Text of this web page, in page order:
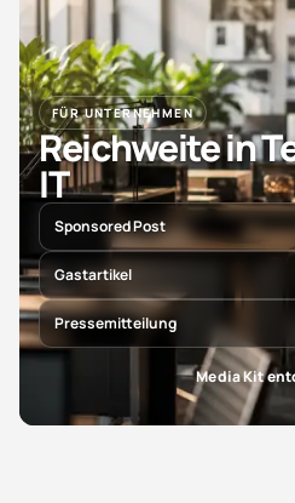
FÜR UNTERNEHMEN
Reichweite in
IT
Sponsored Post
Gastartikel
Pressemitteilung
Media Kit